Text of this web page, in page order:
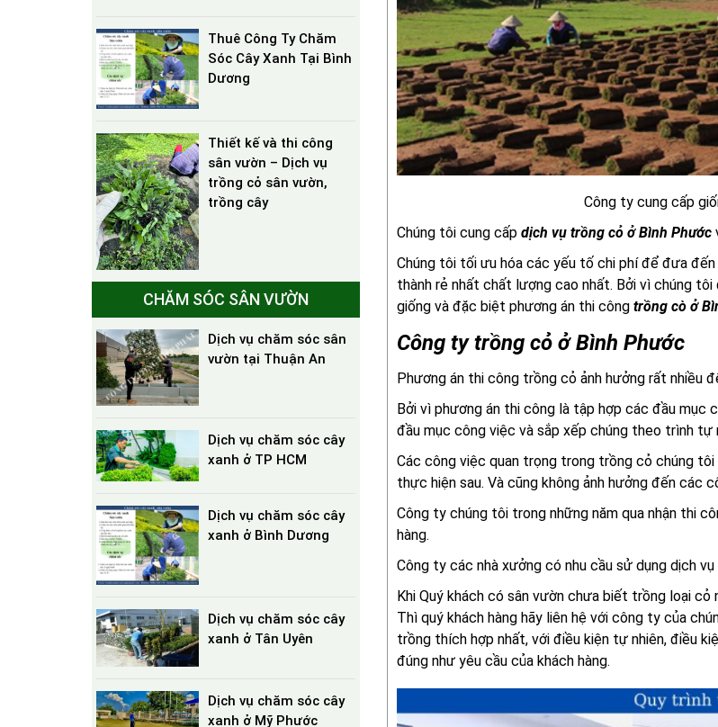
Thuê Công Ty Chăm
Sóc Cây Xanh Tại Bình
Dương
Thiết kế và thi công
sân vườn – Dịch vụ
trồng cỏ sân vườn,
trồng cây
CHĂM SÓC SÂN VƯỜN
Dịch vụ chăm sóc sân
vườn tại Thuận An
Dịch vụ chăm sóc cây
xanh ở TP HCM
Dịch vụ chăm sóc cây
xanh ở Bình Dương
Dịch vụ chăm sóc cây
xanh ở Tân Uyên
Dịch vụ chăm sóc cây
xanh ở Mỹ Phước
Công ty cung cấp
Chúng tôi cung cấp dịch vụ trồng cỏ ở Bình Phước
Chúng tôi tối ưu hóa các yếu tố chi phí để đưa
thành rẻ nhất chất lượng cao nhất. Bởi vì chúng
giống và đặc biệt phương án thi công trồng cò ở
Công ty trồng cỏ ở Bình Phước
Phương án thi công trồng cỏ ảnh hưởng rất nhiều
Bởi vì phương án thi công là tập hợp các đầu
đầu mục công việc và sắp xếp chúng theo trình tự
Các công việc quan trọng trong trồng cỏ chúng
thực hiện sau. Và cũng không ảnh hưởng đến các
Công ty chúng tôi trong những năm qua nhận thi
hàng.
Công ty các nhà xưởng có nhu cầu sử dụng dịch
Khi Quý khách có sân vườn chưa biết trồng loại
Thì quý khách hàng hãy liên hệ với công ty của
trồng thích hợp nhất, với điều kiện tự nhiên, điều
đúng như yêu cầu của khách hàng.